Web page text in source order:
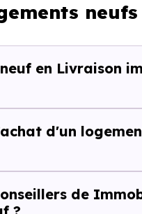
Possible plus
adapté si
de temps
inutile ou chaque
en Livraison
d'un
de